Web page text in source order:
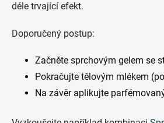
déle trvající efekt.
Doporučený postup:
Začněte sprchovým gelem se
Pokračujte tělovým mlékem
Na závěr aplikujte